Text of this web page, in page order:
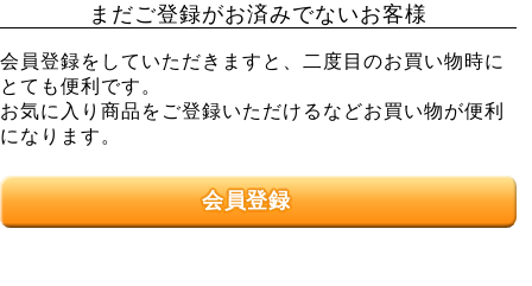
まだご登録がお済みでないお客様
会員登録をしていただきますと、二度目のお買い物時に
とても便利です。
お気に入り商品をご登録いただけるなどお買い物が便利
になります。
会員登録